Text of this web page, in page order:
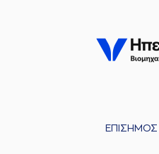
ΕΠΙΣΗΜΟΣ